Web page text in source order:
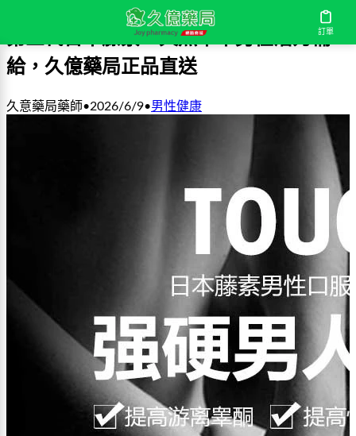
訂單
第三代日本藤素：天然草本男性活力補
給，久億藥局正品直送
久意藥局藥師•2026/6/9•男性健康